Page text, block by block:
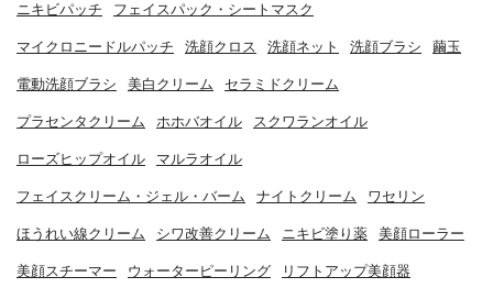
ニキビパッチ フェイスパック・シートマスク
マイクロニードルパッチ 洗顔クロス 洗顔ネット 洗顔ブラシ 繭玉
電動洗顔ブラシ 美白クリーム セラミドクリーム
プラセンタクリーム ホホバオイル スクワランオイル
ローズヒップオイル マルラオイル
フェイスクリーム・ジェル・バーム ナイトクリーム ワセリン
ほうれい線クリーム シワ改善クリーム ニキビ塗り薬 美顔ローラー
美顔スチーマー ウォーターピーリング リフトアップ美顔器